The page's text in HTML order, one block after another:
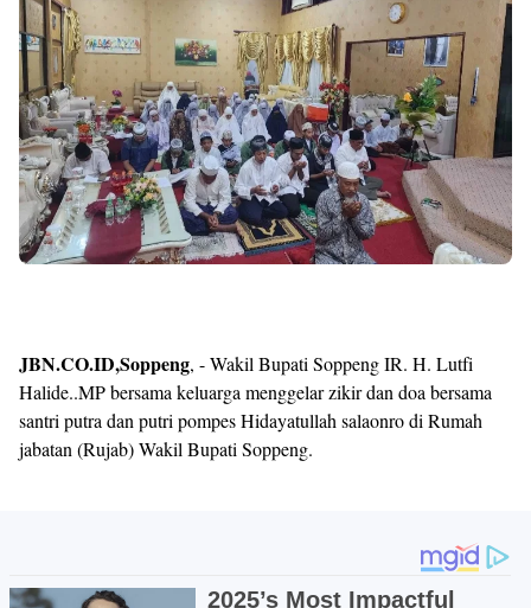
JBN.CO.ID,Soppeng, - Wakil Bupati Soppeng IR. H. Lutfi
Halide..MP bersama keluarga menggelar zikir dan doa bersama
santri putra dan putri pompes Hidayatullah salaonro di Rumah
jabatan (Rujab) Wakil Bupati Soppeng.